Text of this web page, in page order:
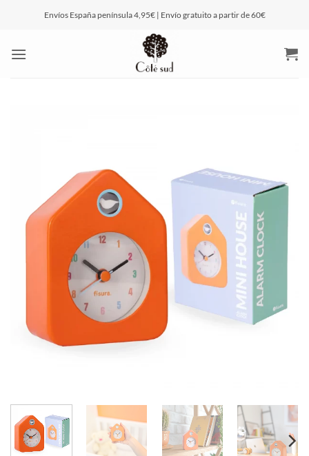
Envíos España península 4,95€ | Envío gratuito a partir de 60€